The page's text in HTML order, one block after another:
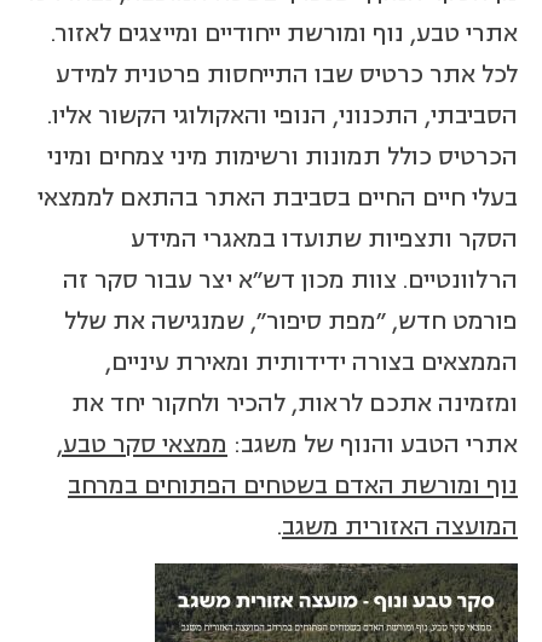
אתרי טבע, נוף ומורשת ייחודיים ומייצגים לאזור.
לכל אתר כרטיס שבו התייחסות פרטנית למידע
הסביבתי, התכנוני, הנופי והאקולוגי הקשור אליו.
הכרטיס כולל תמונות ורשימות מיני צמחים ומיני
בעלי חיים החיים בסביבת האתר בהתאם לממצאי
הסקר ותצפיות שתועדו במאגרי המידע
הרלוונטיים. צוות מכון דש"א יצר עבור סקר זה
פורמט חדש, "מפת סיפור", שמנגישה את שלל
הממצאים בצורה ידידותית ומאירת עיניים,
ומזמינה אתכם לראות, להכיר ולחקור יחד את
אתרי הטבע והנוף של משגב: ממצאי סקר טבע,
נוף ומורשת האדם בשטחים הפתוחים במרחב
המועצה האזורית משגב.